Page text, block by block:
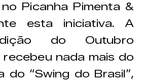
Picanha Pimenta &
esta iniciativa. A
do Outubro
recebeu nada mais do
do “Swing do Brasil”,